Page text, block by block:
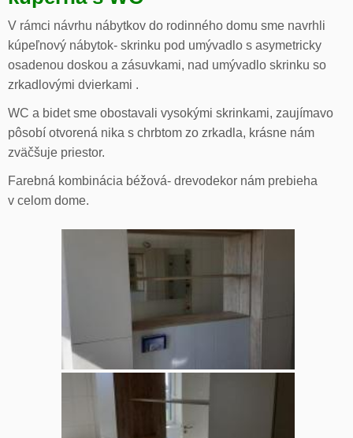
V rámci návrhu nábytkov do rodinného domu sme navrhli
kúpeľnový nábytok- skrinku pod umývadlo s asymetricky
osadenou doskou a zásuvkami, nad umývadlo skrinku so
zrkadlovými dvierkami .
WC a bidet sme obostavali vysokými skrinkami, zaujímavo
pôsobí otvorená nika s chrbtom zo zrkadla, krásne nám
zväčšuje priestor.
Farebná kombinácia béžová- drevodekor nám prebieha
v celom dome.